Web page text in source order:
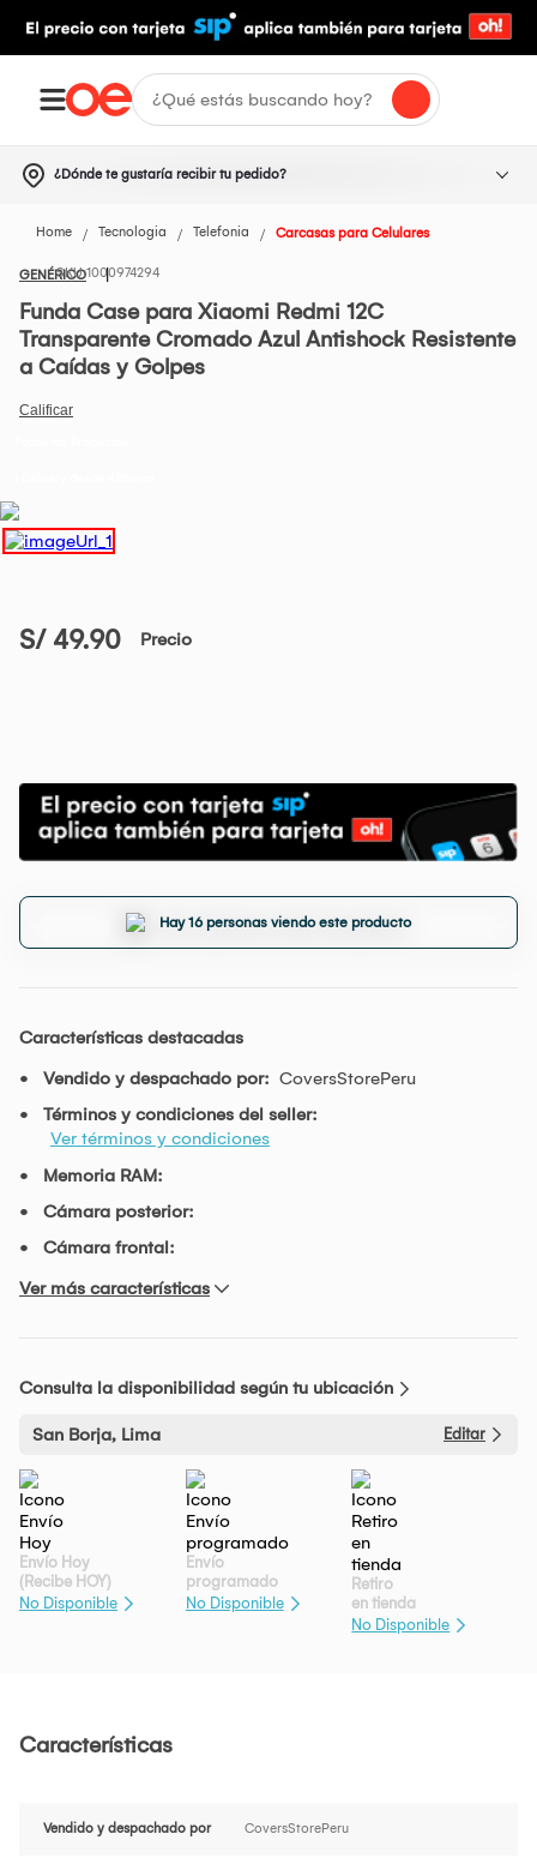
¿Dónde te gustaría recibir tu pedido?
Home Tecnologia Telefonia Carcasas para Celulares
GENÉRICO1000974294
Funda Case para Xiaomi Redmi 12C
Transparente Cromado Azul Antishock Resistente
a Caídas y Golpes
S/ 49.90 Precio
Hay 16 personas viendo este producto
Características destacadas
Vendido y despachado por: CoversStorePeru
Términos y condiciones del seller:
Ver términos y condiciones
Memoria RAM:
Cámara posterior:
Cámara frontal:
Ver más características
Consulta la disponibilidad según tu ubicación
San Borja, Lima Editar
Envío Hoy
(Recibe HOY)
No Disponible
Envío
programado
No Disponible
Retiro
en tienda
No Disponible
Características
Vendido y despachado por CoversStorePeru